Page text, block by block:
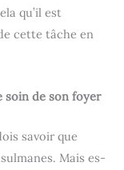
qu’il est
cette tâche en
soin de son foyer
savoir que
Mais es-